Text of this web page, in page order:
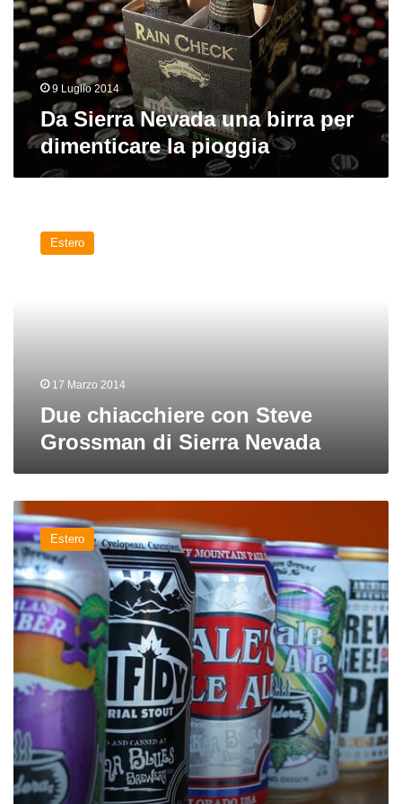
per
dimenticare
la
pioggia
9 Luglio 2014
Da Sierra Nevada una birra per
dimenticare la pioggia
chiacchiere
Estero
17 Marzo 2014
Due chiacchiere con Steve
Grossman di Sierra Nevada
Negli
USA
sempre
più
birra
di
qualità
Estero